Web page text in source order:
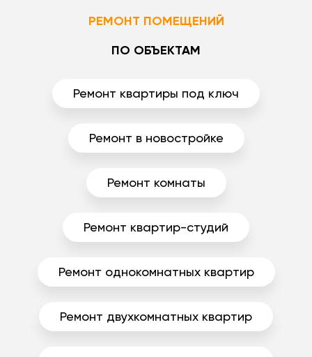
РЕМОНТ ПОМЕЩЕНИЙ
ПО ОБЪЕКТАМ
Ремонт квартиры под ключ
Ремонт в новостройке
Ремонт комнаты
Ремонт квартир-студий
Ремонт однокомнатных квартир
Ремонт двухкомнатных квартир